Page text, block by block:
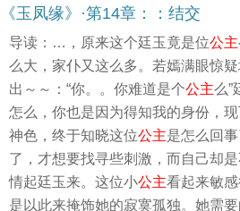
《玉凤缘》·第14章：：结交
导读：…，原来这个廷玉竟是位公主
么大，家仆又这么多。若嫣满眼惊
出～～：“你。。你难道是个公主么”
怎么，你也是因为得知我的身份，
神色，终于知晓这位公主是怎么回
了，才想要找寻些刺激，而自己却
情起廷玉来。这位小公主看起来敏
是以此来掩饰她的寂寞孤独。她需